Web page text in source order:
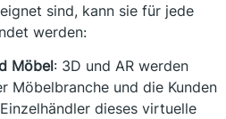
sind, kann sie für jede
werden:
Möbel: 3D und AR werden
Möbelbranche und die Kunden
dieses virtuelle